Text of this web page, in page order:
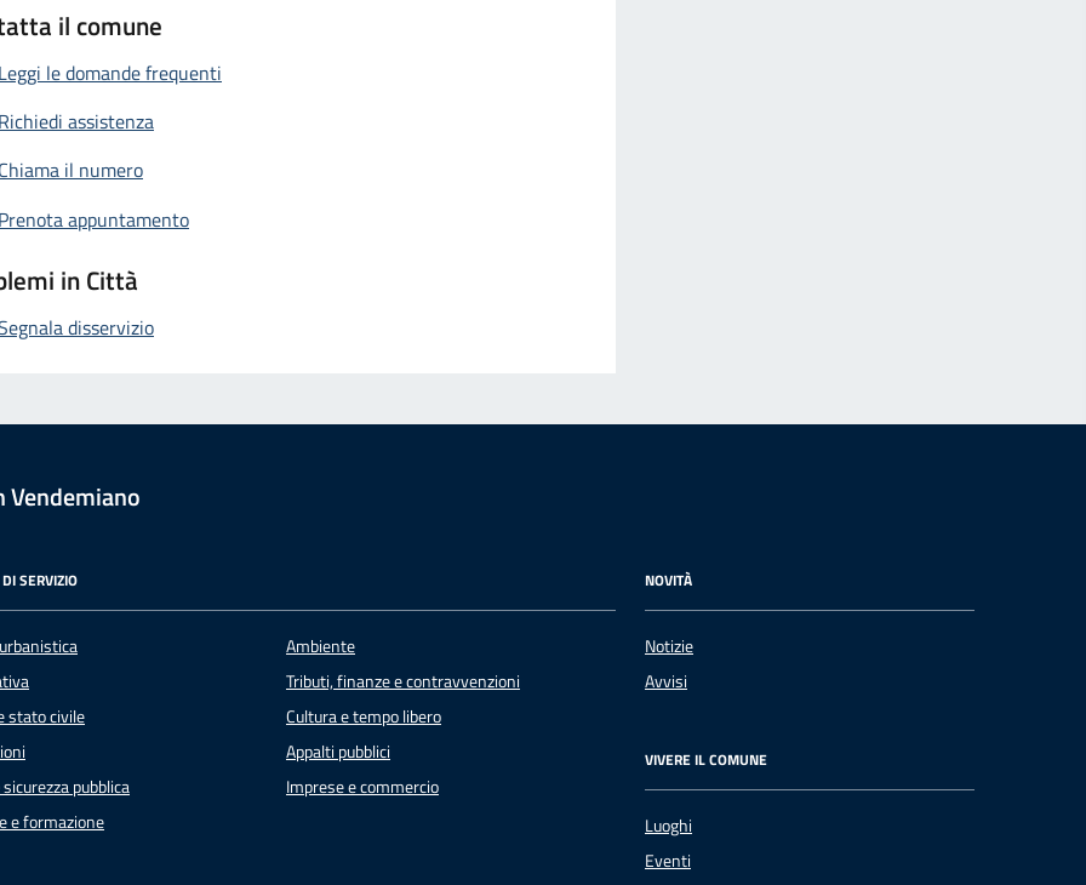
il comune
Leggi le domande frequenti
Richiedi assistenza
Chiama il numero
Prenota appuntamento
in Città
disservizio
Vendemiano
SERVIZIO
stato civile
pubblica
e formazione
Ambiente
Tributi, finanze e contravvenzioni
Cultura e tempo libero
Appalti pubblici
Imprese e commercio
NOVITÀ
Notizie
Avvisi
VIVERE IL COMUNE
Luoghi
Eventi